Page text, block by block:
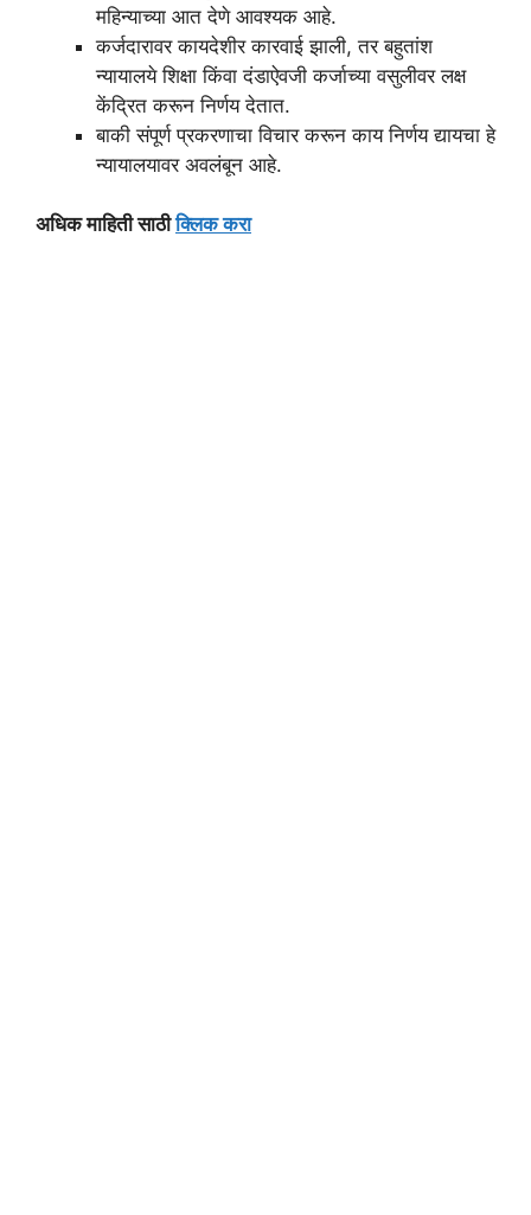
महिन्याच्या आत देणे आवश्यक आहे.
कर्जदारावर कायदेशीर कारवाई झाली, तर बहुतांश
न्यायालये शिक्षा किंवा दंडाऐवजी कर्जाच्या वसुलीवर लक्ष
केंद्रित करून निर्णय देतात.
बाकी संपूर्ण प्रकरणाचा विचार करून काय निर्णय द्यायचा हे
न्यायालयावर अवलंबून आहे.
अधिक माहिती साठीक्लिक करा